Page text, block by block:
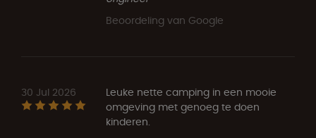
Beoordeling van Google
30 Jul 2026
Leuke nette camping in een mooie
omgeving met genoeg te doen
kinderen.